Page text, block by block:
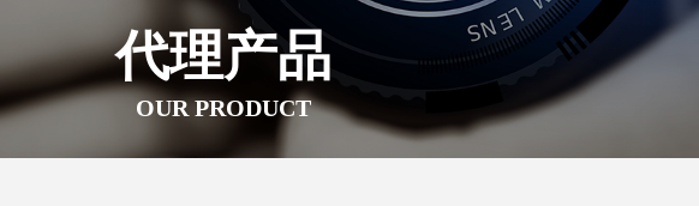
代理产品
OUR PRODUCT